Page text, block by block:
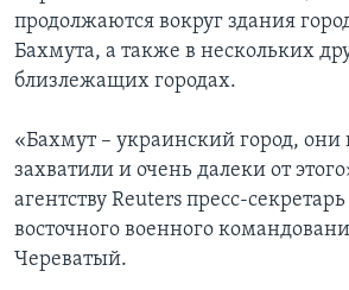
продолжаются вокруг здания
Бахмута, а также в нескольких
близлежащих городах.
«Бахмут – украинский город, они
захватили и очень далеки от
агентству Reuters пресс-
восточного военного
Череватый.